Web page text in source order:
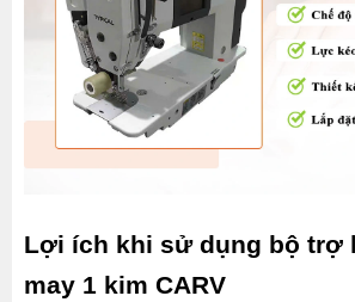
Lợi ích khi sử dụng bộ trợ
may 1 kim CARV